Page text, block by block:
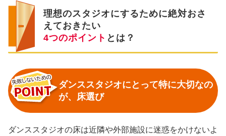
理想のスタジオにするために絶対おさ
えておきたい
4つのポイント とは？
ダンススタジオにとって特に大切なの
が、床選び
ダンススタジオの床は近隣や外部施設に迷惑をかけないよ